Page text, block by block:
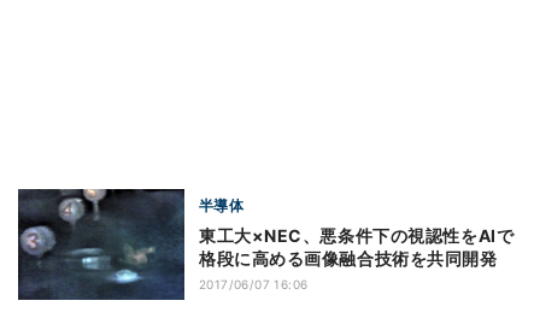
半導体
東工大×NEC、悪条件下の視認性をAIで
格段に高める画像融合技術を共同開発
2017/06/07 16:06